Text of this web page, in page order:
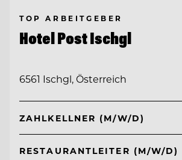
TOP ARBEITGEBER
Hotel Post Ischgl
6561 Ischgl, Österreich
ZAHLKELLNER (M/W/D)
RESTAURANTLEITER (M/W/D)